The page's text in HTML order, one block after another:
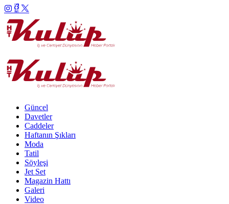
Güncel
Davetler
Caddeler
Haftanın Şıkları
Moda
Tatil
Söyleşi
Jet Set
Magazin Hattı
Galeri
Video